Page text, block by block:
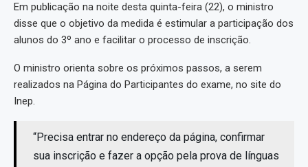
Em publicação na noite desta quinta-feira (22), o ministro
disse que o objetivo da medida é estimular a participação dos
alunos do 3º ano e facilitar o processo de inscrição.
O ministro orienta sobre os próximos passos, a serem
realizados na Página do Participantes do exame, no site do
Inep.
“Precisa entrar no endereço da página, confirmar
sua inscrição e fazer a opção pela prova de línguas